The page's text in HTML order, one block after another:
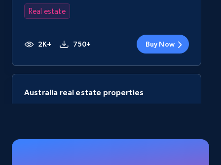
Real estate
2K+ 750+ Buy Now
Australia real estate properties